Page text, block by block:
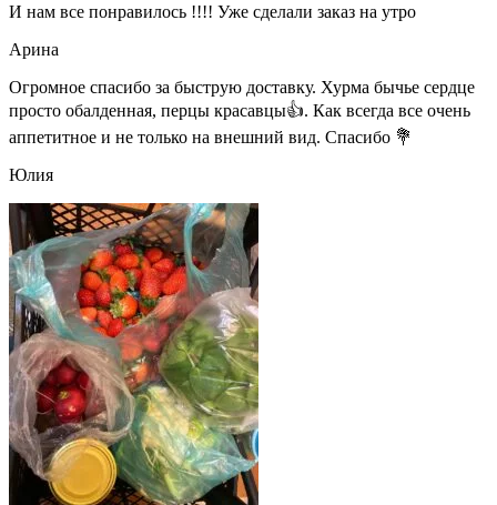
И нам все понравилось !!!! Уже сделали заказ на утро
Арина
Огромное спасибо за быструю доставку. Хурма бычье сердце
просто обалденная, перцы красавцы👍. Как всегда все очень
аппетитное и не только на внешний вид. Спасибо 💐
Юлия